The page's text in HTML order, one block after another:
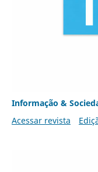
Informação &
Acessar revista